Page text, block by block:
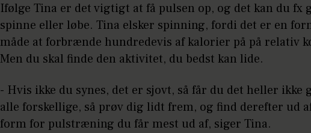
Ifølge Tina er det vigtigt at få pulsen op, og det kan du fx
spinne eller løbe. Tina elsker spinning, fordi det er en
måde at forbrænde hundredevis af kalorier på på relativ
Men du skal finde den aktivitet, du bedst kan lide.
- Hvis ikke du synes, det er sjovt, så får du det heller ikke
alle forskellige, så prøv dig lidt frem, og find derefter ud
form for pulstræning du får mest ud af, siger Tina.